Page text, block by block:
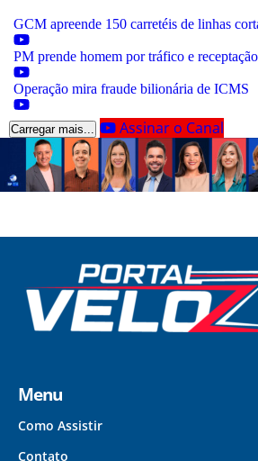
GCM apreende 150 carretéis de linhas
PM prende homem por tráfico e receptação
Operação mira fraude bilionária de ICMS
Carregar mais... Assinar o Canal
Menu
Como Assistir
Contato